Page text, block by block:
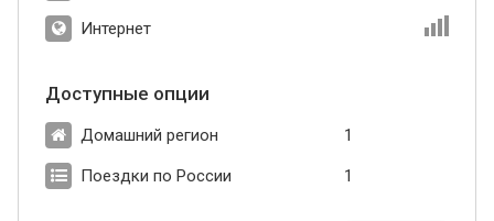
Интернет
Доступные опции
Домашний регион 1
Поездки по России 1